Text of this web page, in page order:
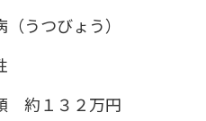
（うつびょう）
約１３２万円